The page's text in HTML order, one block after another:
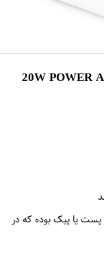
پست یا پیک بوده که در